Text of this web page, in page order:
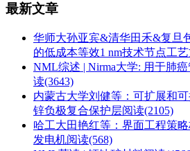
最新文章
华师大孙亚宾&清华田禾&复旦
的低成本等效1 nm技术节点工
NML综述 | Nirma大学: 用于肺
读(3643)
内蒙古大学刘健等：可扩展和
锌负极复合保护层阅读(2105)
哈工大田艳红等：界面工程策
发电机阅读(568)